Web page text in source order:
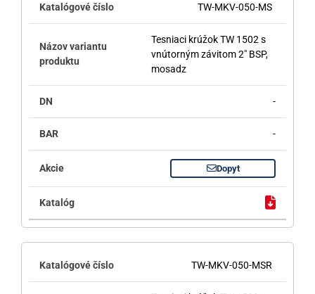
TW-MKV-050-MS
Tesniaci krúžok TW 1502 s
vnútorným závitom 2" BSP,
mosadz
-
-
Dopyt
TW-MKV-050-MSR